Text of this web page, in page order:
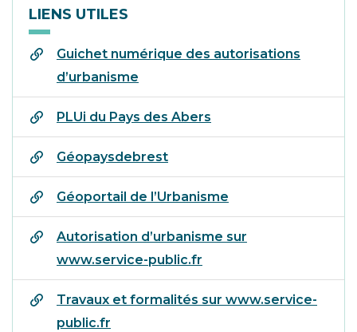
LIENS UTILES
Guichet numérique des autorisations
d’urbanisme
PLUi du Pays des Abers
Géopaysdebrest
Géoportail de l’Urbanisme
Autorisation d’urbanisme sur
www.service-public.fr
Travaux et formalités sur www.service-
public.fr